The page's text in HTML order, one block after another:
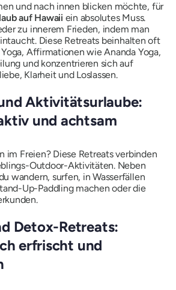
und nach innen blicken möchte, für
auf Hawaii ein absolutes Muss.
zu innerem Frieden, indem man
Diese Retreats beinhalten oft
Affirmationen wie Ananda Yoga,
und konzentrieren sich auf
Klarheit und Loslassen.
Aktivitätsurlaube:
und achtsam
im Freien? Diese Retreats verbinden
Outdoor-Aktivitäten. Neben
wandern, surfen, in Wasserfällen
Up-Paddling machen oder die
Detox-Retreats:
erfrischt und